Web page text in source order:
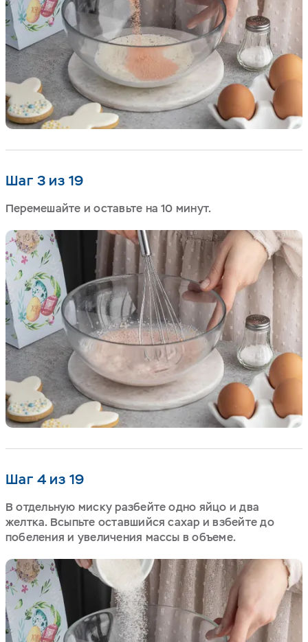
Шаг 3 из 19
Перемешайте и оставьте на 10 минут.
Шаг 4 из 19
В отдельную миску разбейте одно яйцо и два
желтка. Всыпьте оставшийся сахар и взбейте до
побеления и увеличения массы в объеме.